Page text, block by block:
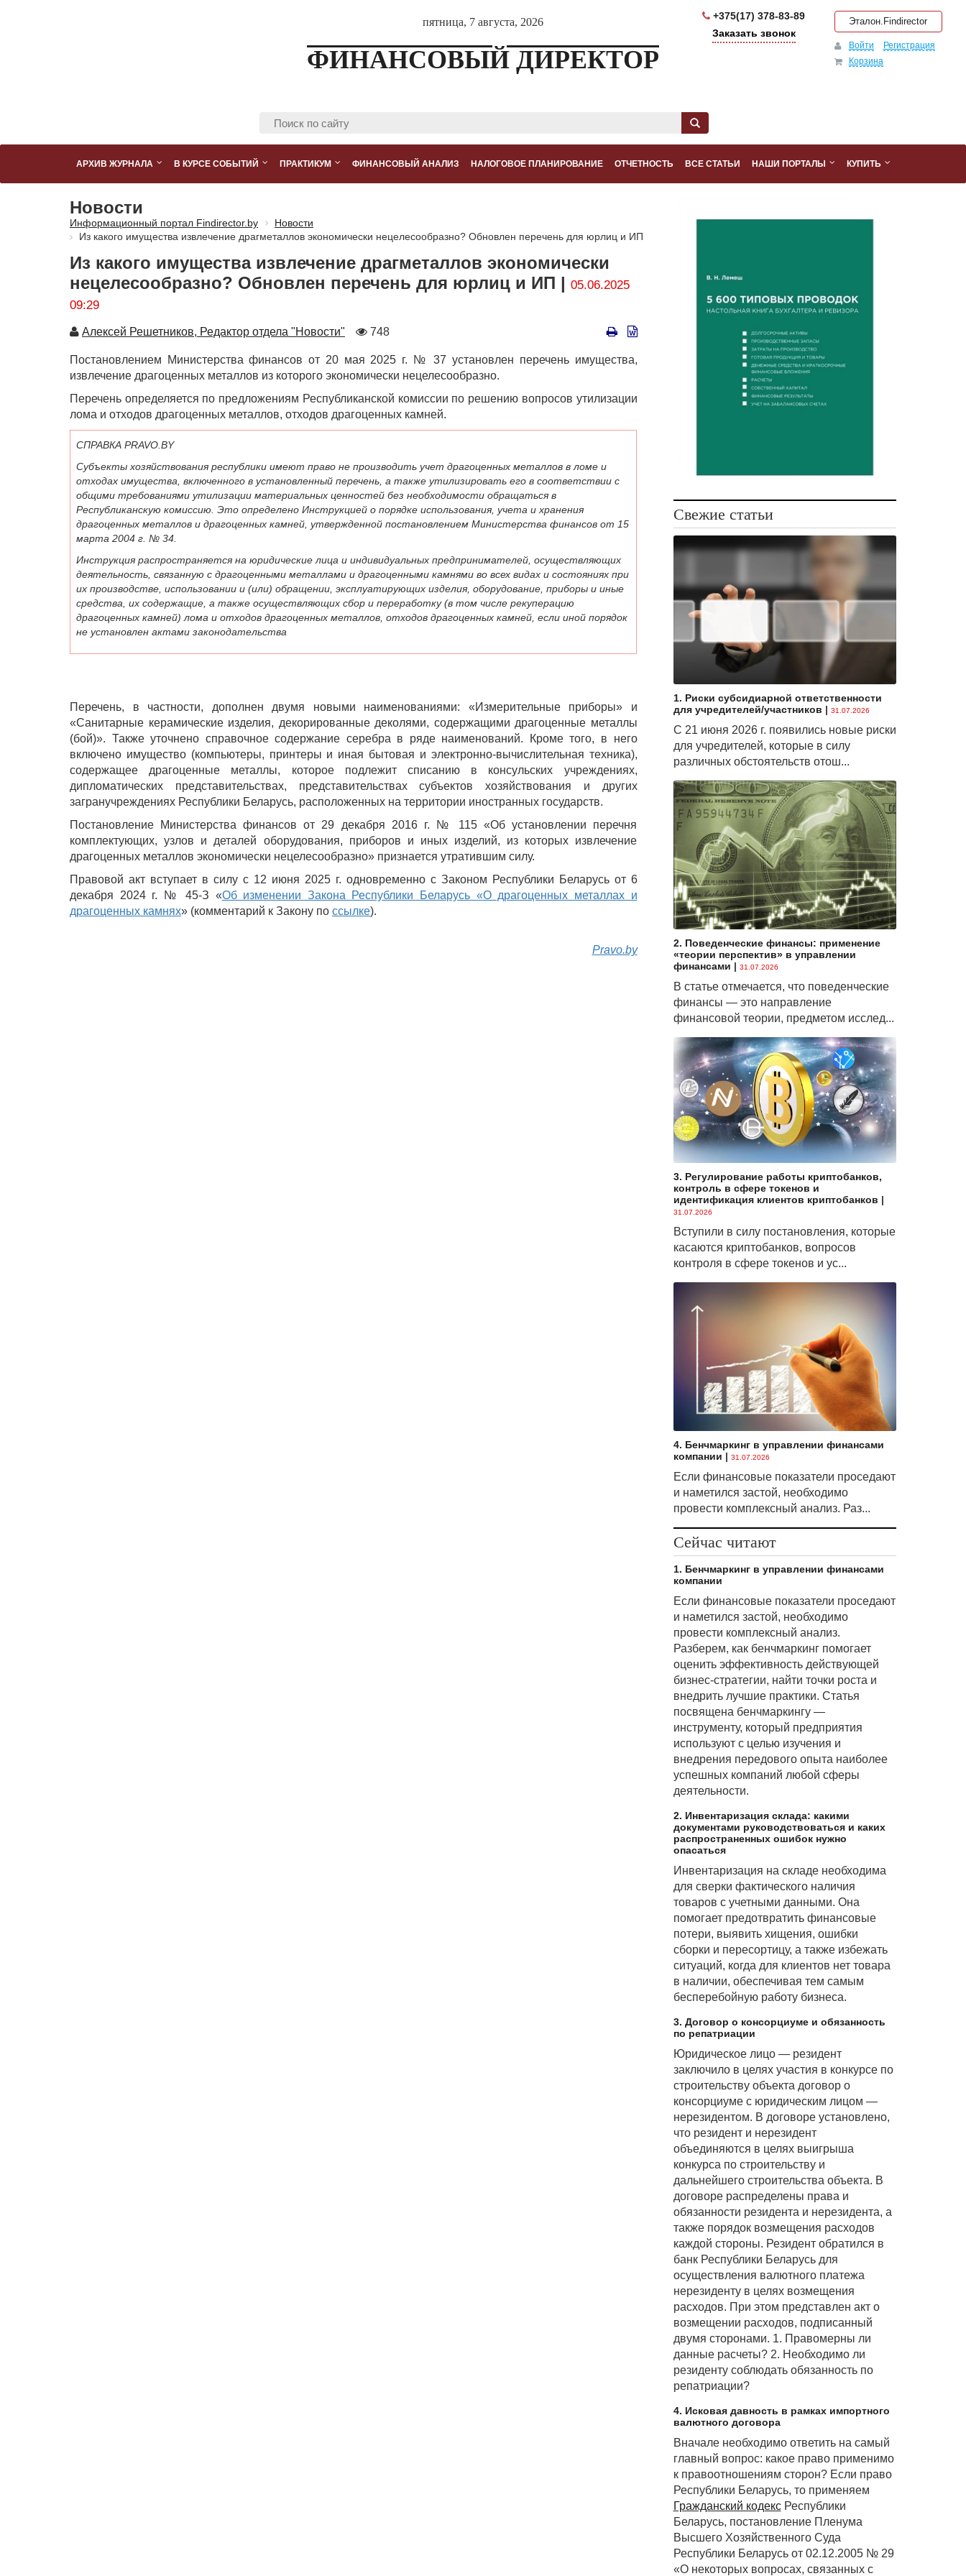
пятница, 7 августа, 2026
ФИНАНСОВЫЙ ДИРЕКТОР
+375(17) 378-83-89
Заказать звонок
Эталон.Findirector
Войти
Регистрация
Корзина
АРХИВ ЖУРНАЛА В КУРСЕ СОБЫТИЙ ПРАКТИКУМ ФИНАНСОВЫЙ АНАЛИЗ НАЛОГОВОЕ ПЛАНИРОВАНИЕ ОТЧЕТНОСТЬ ВСЕ СТАТЬИ НАШИ ПОРТАЛЫ КУПИТЬ
Новости
Информационный портал Findirector.by
Новости
Из какого имущества извлечение драгметаллов экономически нецелесообразно? Обновлен перечень для юрлиц и ИП
Из какого имущества извлечение драгметаллов экономически
нецелесообразно? Обновлен перечень для юрлиц и ИП | 05.06.2025
09:29
Автор
Алексей Решетников, Редактор отдела "Новости"
Количество
748
Постановлением Министерства финансов от 20 мая 2025 г. № 37 установлен перечень имущества,
извлечение драгоценных металлов из которого экономически нецелесообразно.
Перечень определяется по предложениям Республиканской комиссии по решению вопросов утилизации
лома и отходов драгоценных металлов, отходов драгоценных камней.
СПРАВКА PRAVO.BY
Субъекты хозяйствования республики имеют право не производить учет драгоценных металлов в ломе и
отходах имущества, включенного в установленный перечень, а также утилизировать его в соответствии с
общими требованиями утилизации материальных ценностей без необходимости обращаться в
Республиканскую комиссию. Это определено Инструкцией о порядке использования, учета и хранения
драгоценных металлов и драгоценных камней, утвержденной постановлением Министерства финансов от 15
марта 2004 г. № 34.
Инструкция распространяется на юридические лица и индивидуальных предпринимателей, осуществляющих
деятельность, связанную с драгоценными металлами и драгоценными камнями во всех видах и состояниях при
их производстве, использовании и (или) обращении, эксплуатирующих изделия, оборудование, приборы и иные
средства, их содержащие, а также осуществляющих сбор и переработку (в том числе рекуперацию
драгоценных камней) лома и отходов драгоценных металлов, отходов драгоценных камней, если иной порядок
не установлен актами законодательства
Перечень, в частности, дополнен двумя новыми наименованиями: «Измерительные приборы» и
«Санитарные керамические изделия, декорированные деколями, содержащими драгоценные металлы
(бой)». Также уточнено справочное содержание серебра в ряде наименований. Кроме того, в него
включено имущество (компьютеры, принтеры и иная бытовая и электронно-вычислительная техника),
содержащее драгоценные металлы, которое подлежит списанию в консульских учреждениях,
дипломатических представительствах, представительствах субъектов хозяйствования и других
загранучреждениях Республики Беларусь, расположенных на территории иностранных государств.
Постановление Министерства финансов от 29 декабря 2016 г. № 115 «Об установлении перечня
комплектующих, узлов и деталей оборудования, приборов и иных изделий, из которых извлечение
драгоценных металлов экономически нецелесообразно» признается утратившим силу.
Правовой акт вступает в силу с 12 июня 2025 г. одновременно с Законом Республики Беларусь от 6
декабря 2024 г. № 45-З «Об изменении Закона Республики Беларусь «О драгоценных металлах и
драгоценных камнях» (комментарий к Закону по ссылке).
Pravo.by
Свежие статьи
1. Риски субсидиарной ответственности
для учредителей/участников | 31.07.2026
С 21 июня 2026 г. появились новые риски
для учредителей, которые в силу
различных обстоятельств отош...
2. Поведенческие финансы: применение
«теории перспектив» в управлении
финансами | 31.07.2026
В статье отмечается, что поведенческие
финансы — это направление
финансовой теории, предметом исслед...
3. Регулирование работы криптобанков,
контроль в сфере токенов и
идентификация клиентов криптобанков |
31.07.2026
Вступили в силу постановления, которые
касаются криптобанков, вопросов
контроля в сфере токенов и ус...
4. Бенчмаркинг в управлении финансами
компании | 31.07.2026
Если финансовые показатели проседают
и наметился застой, необходимо
провести комплексный анализ. Раз...
Сейчас читают
1. Бенчмаркинг в управлении финансами
компании
Если финансовые показатели проседают
и наметился застой, необходимо
провести комплексный анализ.
Разберем, как бенчмаркинг помогает
оценить эффективность действующей
бизнес-стратегии, найти точки роста и
внедрить лучшие практики. Статья
посвящена бенчмаркингу —
инструменту, который предприятия
используют с целью изучения и
внедрения передового опыта наиболее
успешных компаний любой сферы
деятельности.
2. Инвентаризация склада: какими
документами руководствоваться и каких
распространенных ошибок нужно
опасаться
Инвентаризация на складе необходима
для сверки фактического наличия
товаров с учетными данными. Она
помогает предотвратить финансовые
потери, выявить хищения, ошибки
сборки и пересортицу, а также избежать
ситуаций, когда для клиентов нет товара
в наличии, обеспечивая тем самым
бесперебойную работу бизнеса.
3. Договор о консорциуме и обязанность
по репатриации
Юридическое лицо — резидент
заключило в целях участия в конкурсе по
строительству объекта договор о
консорциуме с юридическим лицом —
нерезидентом. В договоре установлено,
что резидент и нерезидент
объединяются в целях выигрыша
конкурса по строительству и
дальнейшего строительства объекта. В
договоре распределены права и
обязанности резидента и нерезидента, а
также порядок возмещения расходов
каждой стороны. Резидент обратился в
банк Республики Беларусь для
осуществления валютного платежа
нерезиденту в целях возмещения
расходов. При этом представлен акт о
возмещении расходов, подписанный
двумя сторонами. 1. Правомерны ли
данные расчеты? 2. Необходимо ли
резиденту соблюдать обязанность по
репатриации?
4. Исковая давность в рамках импортного
валютного договора
Вначале необходимо ответить на самый
главный вопрос: какое право применимо
к правоотношениям сторон? Если право
Республики Беларусь, то применяем
Гражданский кодексРеспублики
Беларусь, постановление Пленума
Высшего Хозяйственного Суда
Республики Беларусь от 02.12.2005 № 29
«О некоторых вопросах, связанных с